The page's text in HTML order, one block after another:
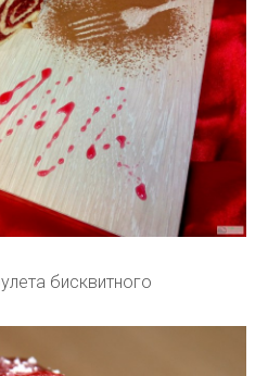
бисквитного